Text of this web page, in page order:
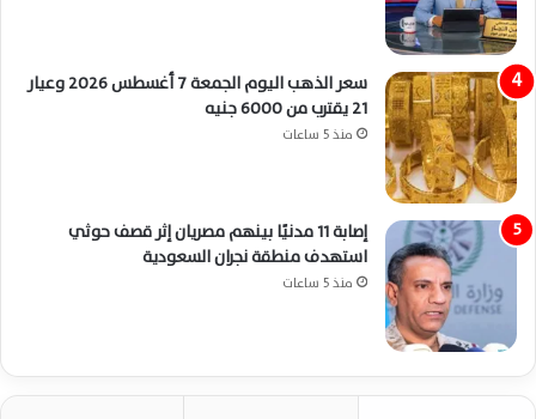
سعر الذهب اليوم الجمعة 7 أغسطس 2026 وعيار
21 يقترب من 6000 جنيه
منذ 5 ساعات
إصابة 11 مدنيًا بينهم مصريان إثر قصف حوثي
استهدف منطقة نجران السعودية
منذ 5 ساعات